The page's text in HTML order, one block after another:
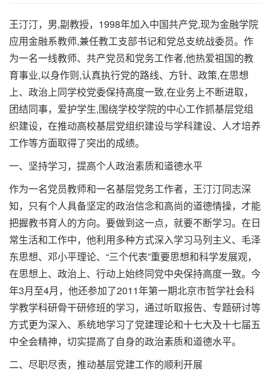
王汀汀，男,副教授，1998年加入中国共产党,现为金融学院
应用金融系教师,兼任教工支部书记和党总支统战委员。作
为一名一线教师、共产党员和党务工作者,他热爱祖国的教
育事业,以身作则,认真执行党的路线、方针、政策,在思想
上、政治上同学校党委保持高度一致,在业务上不断进取，
团结同事，爱护学生,围绕学校学院的中心工作抓基层党组
织建设，在推动高校基层党组织建设与学科建设、人才培养
工作等方面取得了突出的成绩。
一、坚持学习，提高个人政治素质和道德水平
作为一名党员教师和一名基层党务工作者，王汀汀同志深
知，只有个人具备坚定的政治信念和高尚的道德情操，才能
把握教书育人的方向。要做到这一点，就要不断学习。在日
常生活和工作中，他利用多种方式深入学习马列主义、毛泽
东思想、邓小平理论、“三个代表”重要思想和科学发展观，
在思想上、政治上、行动上始终同党中央保持高度一致。今
年3月至4月，他还参加了2011年第一期北京市哲学社会科
学教学科研骨干研修班的学习，通过听取报告、专题研讨等
方式更为深入、系统地学习了党建理论和十七大及十七届五
中全会精神，切实提高了自身的政治素质和道德水平。
二、尽职尽责，推动基层党建工作的顺利开展